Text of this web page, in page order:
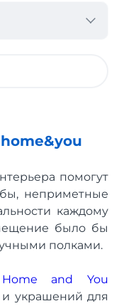
помогут
неприметные
каждому
было бы
полками.
Home and You
и украшений для